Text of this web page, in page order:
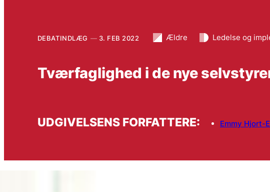
DEBATINDLÆG 3. FEB 2022 Ældre Ledelse og
Tværfaglighed i de nye
UDGIVELSENS FORFATTERE: Emmy Hjort-